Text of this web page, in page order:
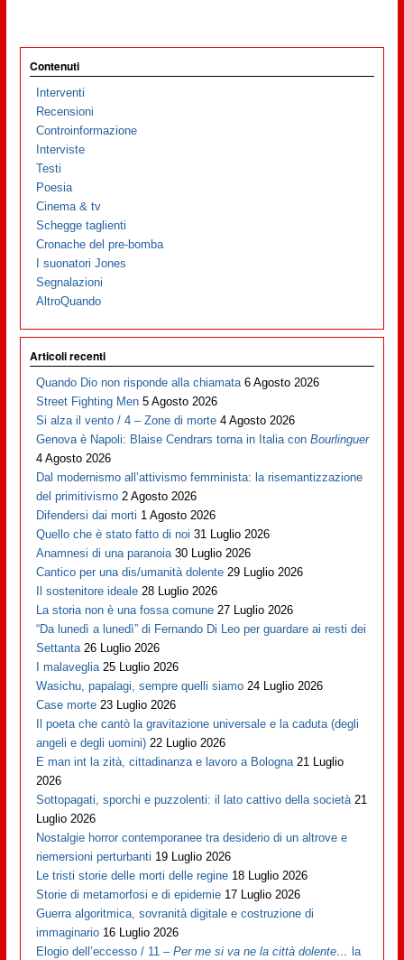
Contenuti
Interventi
Recensioni
Controinformazione
Interviste
Testi
Poesia
Cinema & tv
Schegge taglienti
Cronache del pre-bomba
I suonatori Jones
Segnalazioni
AltroQuando
Articoli recenti
Quando Dio non risponde alla chiamata 6 Agosto 2026
Street Fighting Men 5 Agosto 2026
Si alza il vento / 4 – Zone di morte 4 Agosto 2026
Genova è Napoli: Blaise Cendrars torna in Italia conBourlinguer
4 Agosto 2026
Dal modernismo all’attivismo femminista: la risemantizzazione
del primitivismo 2 Agosto 2026
Difendersi dai morti 1 Agosto 2026
Quello che è stato fatto di noi 31 Luglio 2026
Anamnesi di una paranoia 30 Luglio 2026
Cantico per una dis/umanità dolente 29 Luglio 2026
Il sostenitore ideale 28 Luglio 2026
La storia non è una fossa comune 27 Luglio 2026
“Da lunedì a lunedì” di Fernando Di Leo per guardare ai resti dei
Settanta 26 Luglio 2026
I malaveglia 25 Luglio 2026
Wasichu, papalagi, sempre quelli siamo 24 Luglio 2026
Case morte 23 Luglio 2026
Il poeta che cantò la gravitazione universale e la caduta (degli
angeli e degli uomini) 22 Luglio 2026
E man int la zità, cittadinanza e lavoro a Bologna 21 Luglio
2026
Sottopagati, sporchi e puzzolenti: il lato cattivo della società 21
Luglio 2026
Nostalgie horror contemporanee tra desiderio di un altrove e
riemersioni perturbanti 19 Luglio 2026
Le tristi storie delle morti delle regine 18 Luglio 2026
Storie di metamorfosi e di epidemie 17 Luglio 2026
Guerra algoritmica, sovranità digitale e costruzione di
immaginario 16 Luglio 2026
Elogio dell’eccesso / 11 –Per me si va ne la città dolente… la